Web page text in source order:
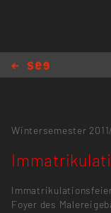
Wintersemester
Immatrikulationsfeier
Foyer des